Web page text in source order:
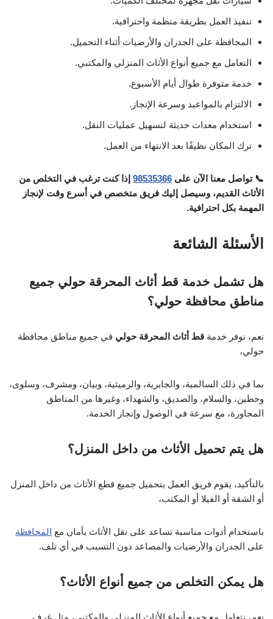
تنفيذ العمل بطريقة منظمة واحترافية.
المحافظة على الجدران والأرضيات أثناء التحميل.
التعامل مع جميع أنواع الأثاث المنزلي والمكتبي.
خدمة متوفرة طوال أيام الأسبوع.
الالتزام بالمواعيد وسرعة الإنجاز.
استخدام معدات حديثة لتسهيل عمليات النقل.
ترك المكان نظيفًا بعد الانتهاء من العمل.
📞 تواصل معنا الآن على 98535366 إذا كنت ترغب في التخلص من
الأثاث القديم، وسيصل إليك فريق متخصص في أسرع وقت لإنجاز
المهمة بكل احترافية.
الأسئلة الشائعة
هل تشمل خدمة قط أثاث المحرقة حولي جميع
مناطق محافظة حولي؟
نعم، نوفر خدمة قط أثاث المحرقة حولي في جميع مناطق محافظة
حولي،
بما في ذلك السالمية، والجابرية، والرميثية، وبيان، ومشرف، وسلوى،
وحطين، والسلام، والصديق، والشهداء، وغيرها من المناطق
المجاورة، مع سرعة في الوصول وإنجاز الخدمة.
هل يتم تحميل الأثاث من داخل المنزل؟
بالتأكيد، يقوم فريق العمل بتحميل جميع قطع الأثاث من داخل المنزل
أو الشقة أو الفيلا أو المكتب،
باستخدام أدوات مناسبة تساعد على نقل الأثاث بأمان مع المحافظة
على الجدران والأرضيات والمصاعد دون التسبب في أي تلف.
هل يمكن التخلص من جميع أنواع الأثاث؟
نعم، نتعامل مع جميع أنواع الأثاث المنزلي والمكتبي، مثل غرف